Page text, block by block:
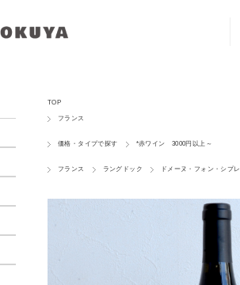
TOP
フランス
価格・タイプで探す *赤ワイン 3000円以上～
フランス ラングドック ドメーヌ・フォン・シプレ